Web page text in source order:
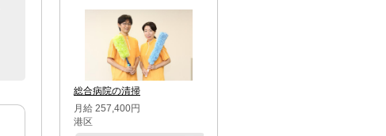
総合病院の清掃
月給 257,400円
港区